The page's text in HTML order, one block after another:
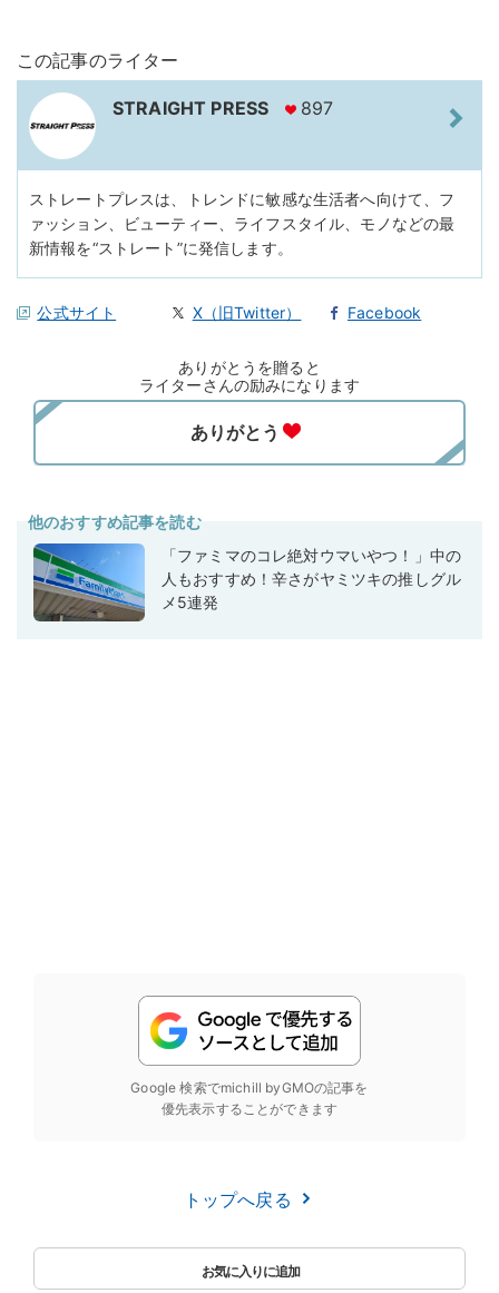
この記事のライター
STRAIGHT PRESS 897
ストレートプレスは、トレンドに敏感な生活者へ向けて、フ
ァッション、ビューティー、ライフスタイル、モノなどの最
新情報を“ストレート”に発信します。
公式サイト X（旧Twitter） Facebook
ありがとうを贈ると
ライターさんの励みになります
他のおすすめ記事を読む
「ファミマのコレ絶対ウマいやつ！」中の
人もおすすめ！辛さがヤミツキの推しグル
メ5連発
Google 検索でmichill byGMOの記事を
優先表示することができます
トップへ戻る